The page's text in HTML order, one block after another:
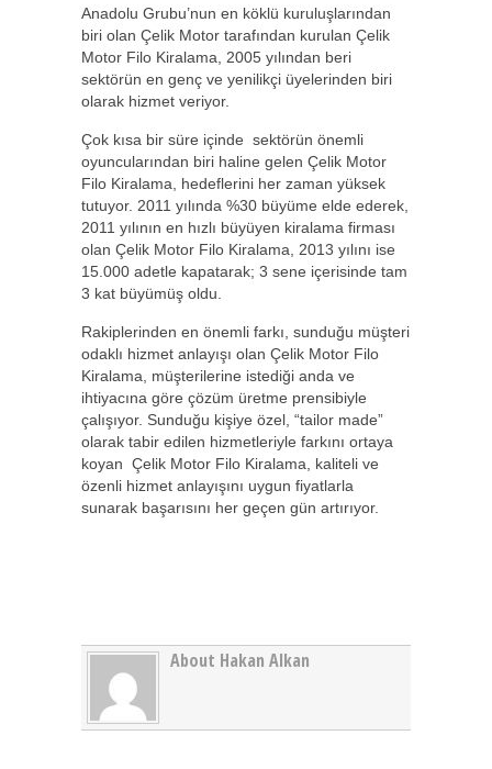
Anadolu Grubu’nun en köklü kuruluşlarından
biri olan Çelik Motor tarafından kurulan Çelik
Motor Filo Kiralama, 2005 yılından beri
sektörün en genç ve yenilikçi üyelerinden biri
olarak hizmet veriyor.
Çok kısa bir süre içinde sektörün önemli
oyuncularından biri haline gelen Çelik Motor
Filo Kiralama, hedeflerini her zaman yüksek
tutuyor. 2011 yılında %30 büyüme elde ederek,
2011 yılının en hızlı büyüyen kiralama firması
olan Çelik Motor Filo Kiralama, 2013 yılını ise
15.000 adetle kapatarak; 3 sene içerisinde tam
3 kat büyümüş oldu.
Rakiplerinden en önemli farkı, sunduğu müşteri
odaklı hizmet anlayışı olan Çelik Motor Filo
Kiralama, müşterilerine istediği anda ve
ihtiyacına göre çözüm üretme prensibiyle
çalışıyor. Sunduğu kişiye özel, “tailor made”
olarak tabir edilen hizmetleriyle farkını ortaya
koyan Çelik Motor Filo Kiralama, kaliteli ve
özenli hizmet anlayışını uygun fiyatlarla
sunarak başarısını her geçen gün artırıyor.
About Hakan Alkan